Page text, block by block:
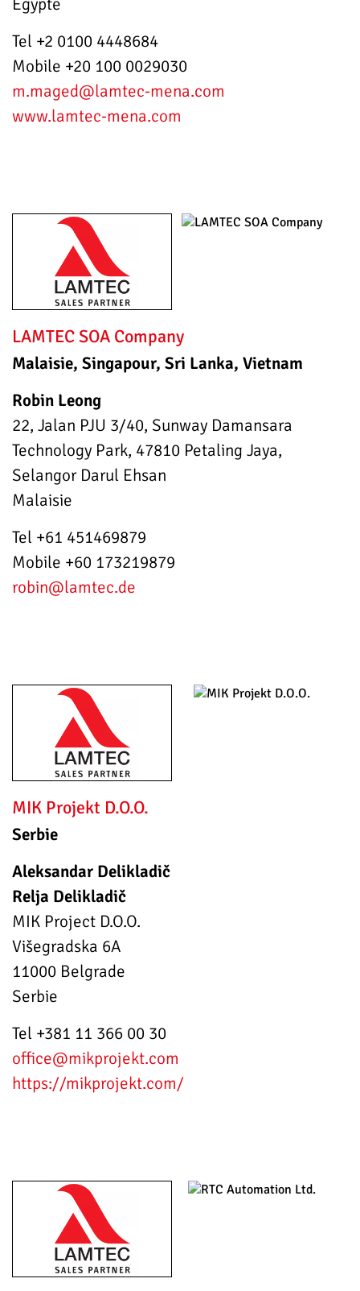
Tel +2 0100 4448684
Mobile +20 100 0029030
m.maged@lamtec-mena.com
www.lamtec-mena.com
LAMTEC SOA Company
Malaisie, Singapour, Sri Lanka, Vietnam
Robin Leong
22, Jalan PJU 3/40, Sunway Damansara
Technology Park, 47810 Petaling Jaya,
Selangor Darul Ehsan
Malaisie
Tel +61 451469879
Mobile +60 173219879
robin@lamtec.de
MIK Projekt D.O.O.
Serbie
Aleksandar Delikladič
Relja Delikladič
MIK Project D.O.O.
Višegradska 6A
11000 Belgrade
Serbie
Tel +381 11 366 00 30
office@mikprojekt.com
https://mikprojekt.com/